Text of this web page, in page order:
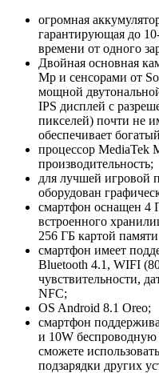
огромная
гарантирующая до
времени от одного
Двойная основная
Mp и сенсорами от
мощной
IPS дисплей с
пикселей) почти не
обеспечивает
процессор MediaTek
производительность;
для лучшей игровой
оборудован
смартфон оснащен 4
встроенного
256 ГБ картой
смартфон имеет
Bluetooth 4.1, WIFI
чувствительности,
NFC;
ОS Android 8.1 Oreo;
смартфон
и 10W беспроводную
сможете
подзарядки других